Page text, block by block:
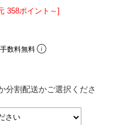
358ポイント～]
数料無料
分割配送かご選択くださ